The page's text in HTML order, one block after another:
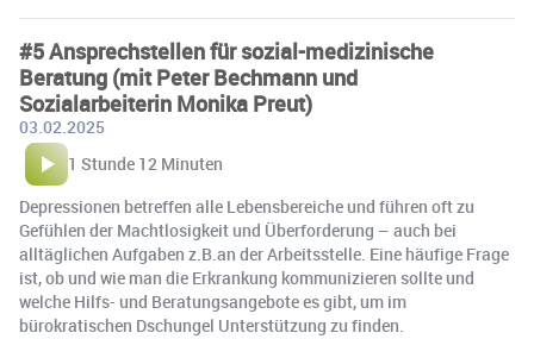
#5 Ansprechstellen für sozial-medizinische
Beratung (mit Peter Bechmann und
Sozialarbeiterin Monika Preut)
03.02.2025
1 Stunde 12 Minuten
Depressionen betreffen alle Lebensbereiche und führen oft zu
Gefühlen der Machtlosigkeit und Überforderung – auch bei
alltäglichen Aufgaben z.B.an der Arbeitsstelle. Eine häufige Frage
ist, ob und wie man die Erkrankung kommunizieren sollte und
welche Hilfs- und Beratungsangebote es gibt, um im
bürokratischen Dschungel Unterstützung zu finden.